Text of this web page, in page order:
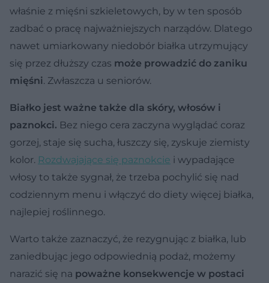
właśnie z mięśni szkieletowych, by w ten sposób
zadbać o pracę najważniejszych narządów. Dlatego
nawet umiarkowany niedobór białka utrzymujący
się przez dłuższy czas może prowadzić do zaniku
mięśni. Zwłaszcza u seniorów.
Białko jest ważne także dla skóry, włosów i
paznokci. Bez niego cera zaczyna wyglądać coraz
gorzej, staje się sucha, łuszczy się, zyskuje ziemisty
kolor. Rozdwajające się paznokcie i wypadające
włosy to także sygnał, że trzeba pochylić się nad
codziennym menu i włączyć do diety więcej białka,
najlepiej roślinnego.
Warto także zaznaczyć, że rezygnując z białka, lub
zaniedbując jego odpowiednią podaż, możemy
narazić się na poważne konsekwencje w postaci